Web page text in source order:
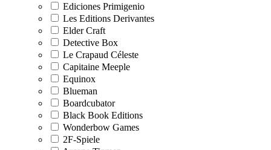
Ediciones Primigenio
Les Editions Derivantes
Elder Craft
Detective Box
Le Crapaud Céleste
Capitaine Meeple
Equinox
Blueman
Boardcubator
Black Book Editions
Wonderbow Games
2F-Spiele